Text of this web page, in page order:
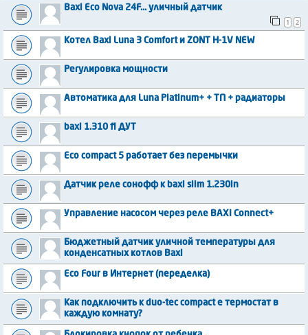
Baxi Eco Nova 24F... уличный датчик
1
2
Котел Baxi Luna 3 Comfort и ZONT H-1V NEW
Регулировка мощности
Автоматика для Luna Platinum+ + ТП + радиаторы
baxi 1.310 fi ДУТ
Eco compact 5 работает без перемычки
Датчик реле сонофф к baxi slim 1.230in
Управление насосом через реле BAXI Connect+
Бюджетный датчик уличной температуры для
конденсатных котлов Baxi
Eco Four в Интернет (переделка)
Как подключить к duo-tec compact e термостат в
каждую комнату?